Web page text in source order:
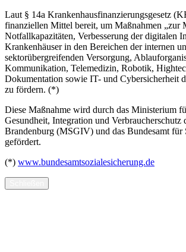
Laut § 14a Krankenhausfinanzierungsgesetz
finanziellen Mittel bereit, um Maßnahmen „zur
Notfallkapazitäten, Verbesserung der digitalen
Krankenhäuser in den Bereichen der internen
sektorübergreifenden Versorgung,
Kommunikation, Telemedizin, Robotik,
Dokumentation sowie IT- und Cybersicherheit
zu fördern. (*)
Diese Maßnahme wird durch das Ministerium
Gesundheit, Integration und Verbraucherschutz
Brandenburg (MSGIV) und das Bundesamt für
gefördert.
(*) www.bundesamtsozialesicherung.de